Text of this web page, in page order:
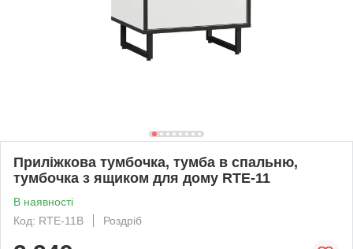
Приліжкова тумбочка, тумба в спальню,
тумбочка з ящиком для дому RTE-11
В наявності
Код: RTE-11B
Роздріб